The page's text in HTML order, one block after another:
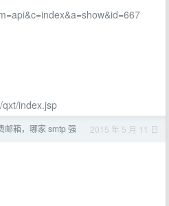
index.jsp
邮箱，哪家 smtp 强 2015 年 5 月 11 日